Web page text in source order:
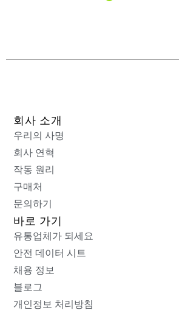
회사 소개
우리의 사명
회사 연혁
작동 원리
구매처
문의하기
바로 가기
유통업체가 되세요
안전 데이터 시트
채용 정보
블로그
개인정보 처리방침